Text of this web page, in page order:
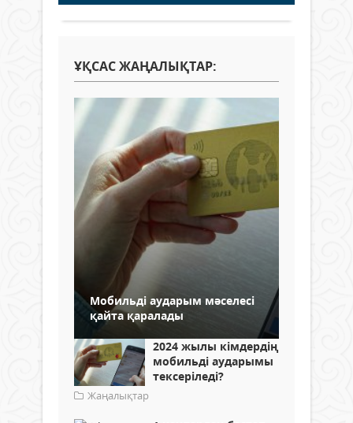
ҰҚСАС ЖАҢАЛЫҚТАР:
Мобильді аударым мәселесі
қайта қаралады
2024 жылы кімдердің
мобильді аударымы
тексеріледі?
Жаңалықтар